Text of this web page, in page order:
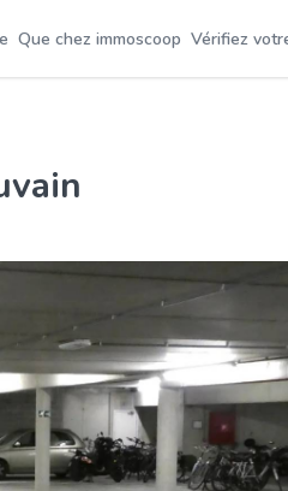
Que chez immoscoop Vérifiez